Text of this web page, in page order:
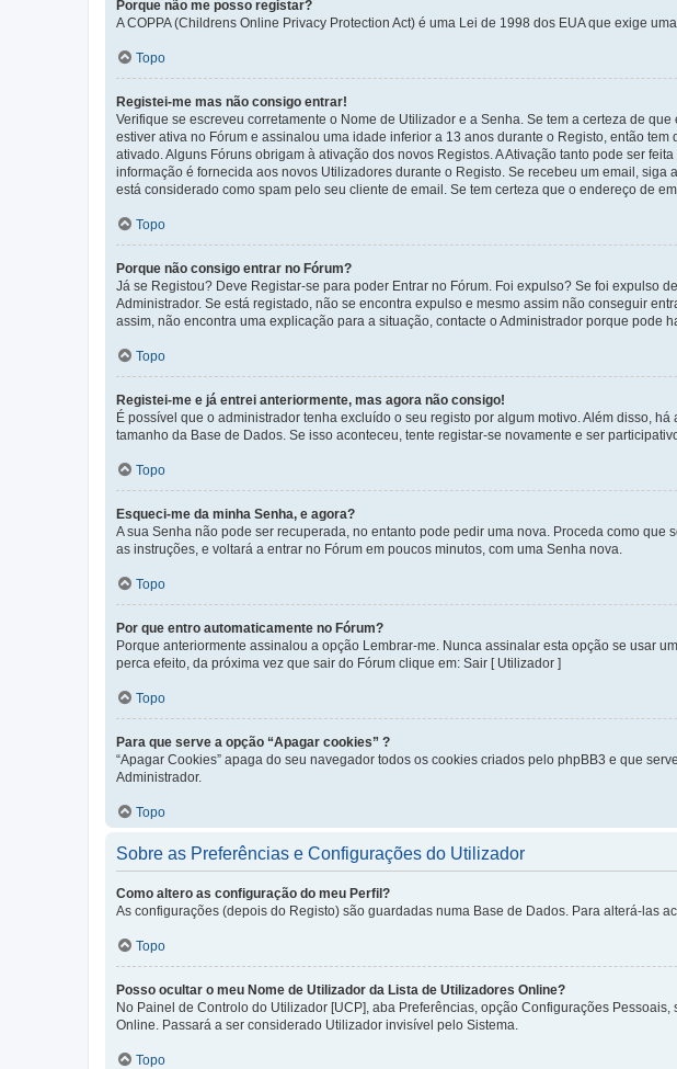
Porque não me posso registar?
A COPPA (Childrens Online Privacy Protection Act) é uma Lei de 1998 dos EUA que exige
Topo
Registei-me mas não consigo entrar!
Verifique se escreveu corretamente o Nome de Utilizador e a Senha. Se tem a certeza de
estiver ativa no Fórum e assinalou uma idade inferior a 13 anos durante o Registo, então
ativado. Alguns Fóruns obrigam à ativação dos novos Registos. A Ativação tanto pode ser
informação é fornecida aos novos Utilizadores durante o Registo. Se recebeu um email,
está considerado como spam pelo seu cliente de email. Se tem certeza que o endereço de
Topo
Porque não consigo entrar no Fórum?
Já se Registou? Deve Registar-se para poder Entrar no Fórum. Foi expulso? Se foi expulso
Administrador. Se está registado, não se encontra expulso e mesmo assim não conseguir
assim, não encontra uma explicação para a situação, contacte o Administrador porque pode
Topo
Registei-me e já entrei anteriormente, mas agora não consigo!
É possível que o administrador tenha excluído o seu registo por algum motivo. Além disso,
tamanho da Base de Dados. Se isso aconteceu, tente registar-se novamente e ser
Topo
Esqueci-me da minha Senha, e agora?
A sua Senha não pode ser recuperada, no entanto pode pedir uma nova. Proceda como
as instruções, e voltará a entrar no Fórum em poucos minutos, com uma Senha nova.
Topo
Por que entro automaticamente no Fórum?
Porque anteriormente assinalou a opção Lembrar-me. Nunca assinalar esta opção se usar
perca efeito, da próxima vez que sair do Fórum clique em: Sair [ Utilizador ]
Topo
Para que serve a opção “Apagar cookies” ?
“Apagar Cookies” apaga do seu navegador todos os cookies criados pelo phpBB3 e que
Administrador.
Topo
Sobre as Preferências e Configurações do Utilizador
Como altero as configuração do meu Perfil?
As configurações (depois do Registo) são guardadas numa Base de Dados. Para alterá-las
Topo
Posso ocultar o meu Nome de Utilizador da Lista de Utilizadores Online?
No Painel de Controlo do Utilizador [UCP], aba Preferências, opção Configurações
Online. Passará a ser considerado Utilizador invisível pelo Sistema.
Topo